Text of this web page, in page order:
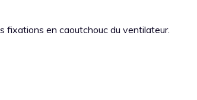
fixations en caoutchouc du ventilateur.